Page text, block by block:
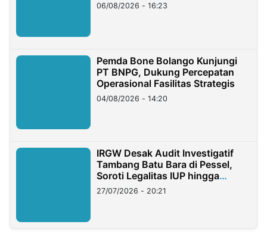
06/08/2026 - 16:23
Pemda Bone Bolango Kunjungi
PT BNPG, Dukung Percepatan
Operasional Fasilitas Strategis
04/08/2026 - 14:20
IRGW Desak Audit Investigatif
Tambang Batu Bara di Pessel,
Soroti Legalitas IUP hingga
Stockpile
27/07/2026 - 20:21